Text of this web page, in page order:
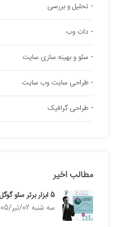
تحلیل و بررسی
دات وب
سئو و بهینه سازی سایت
طراحی سایت وب سایت
طراحی گرافیک
مطالب اخیر
5 ابزار برتر سئو گوگل
سه شنبه 02/تیر/1405